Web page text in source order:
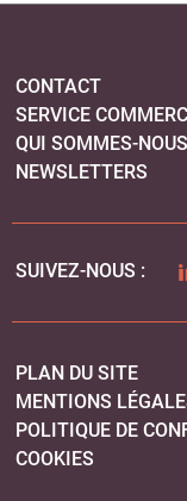
CONTACT
SERVICE
QUI SOMMES-
NEWSLETTERS
SUIVEZ-NOUS :
PLAN DU SITE
MENTIONS
POLITIQUE DE
COOKIES